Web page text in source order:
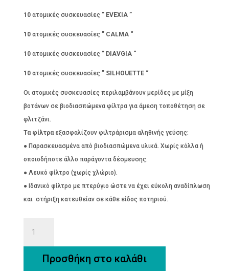
10 ατομικές συσκευασίες ” EVEXIA ”
10 ατομικές συσκευασίες ” CALMA “
10 ατομικές συσκευασίες ” DIAVGIA “
10 ατομικές συσκευασίες ” SILHOUETTE “
Οι ατομικές συσκευασίες περιλαμβάνουν μερίδες με μίξη
βοτάνων σε βιοδιασπώμενα φίλτρα για άμεση τοποθέτηση σε
φλιτζάνι.
Τα φίλτραεξασφαλίζουν φιλτράρισμα αληθινής γεύσης:
● Παρασκευασμένα από βιοδιασπώμενα υλικά. Χωρίς κόλλα ή
οποιοδήποτε άλλο παράγοντα δέσμευσης.
● Λευκό φίλτρο (χωρίς χλώριο).
● Ιδανικό φίλτρο με πτερύγιο ώστε να έχει εύκολη αναδίπλωση
και στήριξη κατευθείαν σε κάθε είδος ποτηριού.
ΑΤΟΜΙΚΗΠροσθήκη στο καλάθι